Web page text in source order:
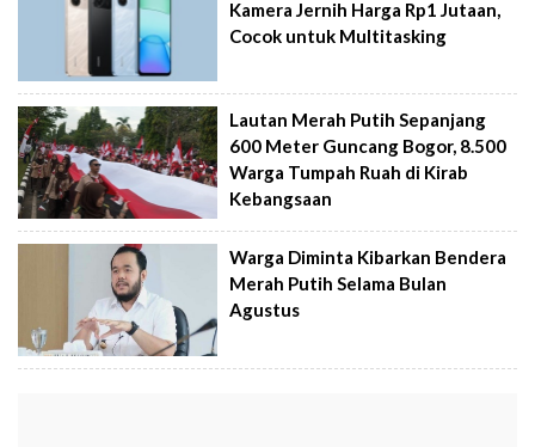
Kamera Jernih Harga Rp1 Jutaan,
Cocok untuk Multitasking
Lautan Merah Putih Sepanjang
600 Meter Guncang Bogor, 8.500
Warga Tumpah Ruah di Kirab
Kebangsaan
Warga Diminta Kibarkan Bendera
Merah Putih Selama Bulan
Agustus